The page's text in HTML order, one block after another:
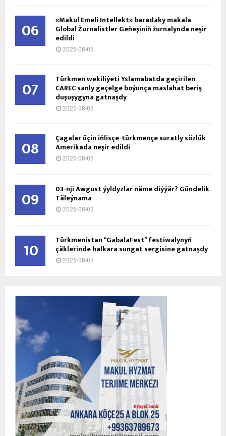
06 «Makul Emeli Intellekt» baradaky makala
Global Žurnalistler Geňeşiniň žurnalynda neşir
edildi
2026-08-05
07 Türkmen wekiliýeti Yslamabatda geçirilen
CAREC sanly geçelge boýunça maslahat beriş
duşuşygyna gatnaşdy
2026-08-05
08 Çagalar üçin iňlisçe-türkmençe suratly sözlük
Amerikada neşir edildi
2026-08-05
09 03-nji Awgust ýyldyzlar näme diýýär? Gündelik
Täleýnama
2026-08-03
10 Türkmenistan “GabalaFest” festiwalynyň
çäklerinde halkara sungat sergisine gatnaşdy
2026-08-03